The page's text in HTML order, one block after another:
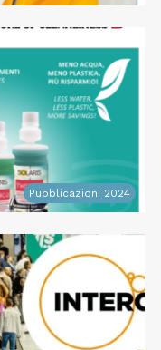
Pubblicazioni 2024